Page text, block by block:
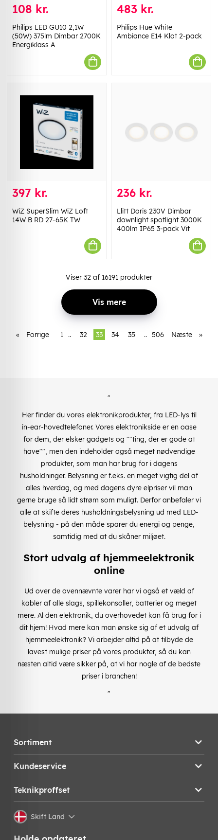
108 kr.
Philips LED GU10 2,1W
(50W) 375lm Dimbar 2700K
Energiklass A
483 kr.
Philips Hue White
Ambiance E14 Klot 2-pack
397 kr.
WiZ SuperSlim WiZ Loft
14W B RD 27-65K TW
236 kr.
Llitt Doris 230V Dimbar
downlight spotlight 3000K
400lm IP65 3-pack Vit
Viser 32 af 16191 produkter
Vis mere
« Forrige 1 .. 32 33 34 35 .. 506 Næste »
"
Her finder du vores elektronikprodukter, fra LED-lys til
in-ear-hovedtelefoner. Vores elektronikside er en oase
for dem, der elsker gadgets og ""ting, der er gode at
have"", men den indeholder også meget nødvendige
produkter, som man har brug for i dagens
husholdninger. Belysning er f.eks. en meget vigtig del af
alles hverdag, og med dagens dyre elpriser vil man
gerne bruge så lidt strøm som muligt. Derfor anbefaler vi
alle at skifte deres husholdningsbelysning ud med LED-
belysning - på den måde sparer du energi og penge,
samtidig med at du skåner miljøet.
Stort udvalg af hjemmeelektronik
online
Ud over de ovennævnte varer har vi også et væld af
kabler af alle slags, spillekonsoller, batterier og meget
mere. Al den elektronik, du overhovedet kan få brug for i
dit hjem! Hvad mere kan man ønske sig af et udvalg af
hjemmeelektronik? Vi arbejder altid på at tilbyde de
lavest mulige priser på vores produkter, så du kan
næsten altid være sikker på, at vi har nogle af de bedste
priser i branchen!
"
Sortiment
Kundeservice
Teknikproffset
Skift Land